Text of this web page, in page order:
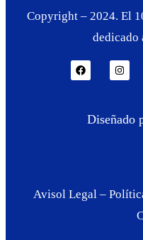
Copyright – 2024. El
dedicado
Diseñado
Avisol Legal –